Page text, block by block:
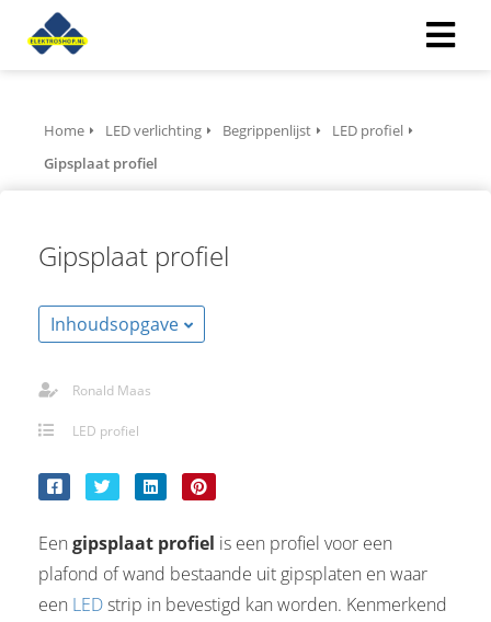
Home LED verlichting Begrippenlijst
LED profiel
Gipsplaat profiel
Gipsplaat profiel
Inhoudsopgave
Ronald Maas
LED profiel
Een gipsplaat profiel is een profiel voor een
plafond of wand bestaande uit gipsplaten en waar
een LEDstrip in bevestigd kan worden. Kenmerkend
om
Ze
gebruikt
deze
kan de